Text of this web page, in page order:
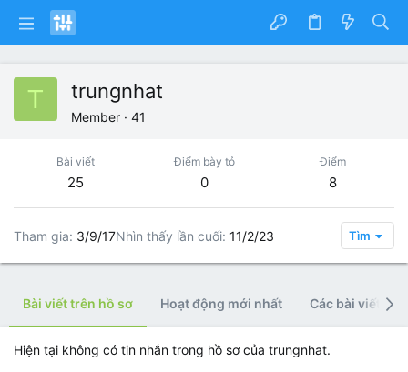
T trungnhat
Member · 41
Bài viết
25
Điểm bày tỏ
0
Điểm
8
Tham gia 3/9/17Nhìn thấy lần cuối 11/2/23 Tìm
Bài viết trên hồ sơ Hoạt động mới nhất Các bài viết
Hiện tại không có tin nhắn trong hồ sơ của trungnhat.